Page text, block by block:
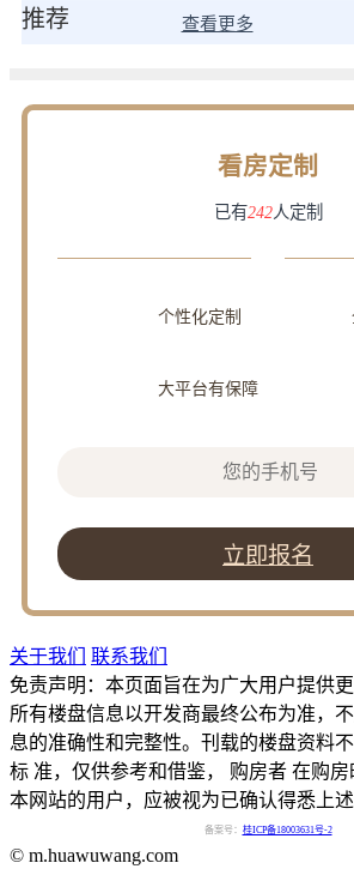
推荐 查看更多
看房定制
已有242人定制
个性化定制
大平台有保障
立即报名
关于我们
联系我们
免责声明：本页面旨在为广大用户提供
所有楼盘信息以开发商最终公布为准，
息的准确性和完整性。刊载的楼盘资料
标 准，仅供参考和借鉴， 购房者 在购
本网站的用户，应被视为已确认得悉上述
备案号： 桂ICP备18003631号-2
© m.huawuwang.com